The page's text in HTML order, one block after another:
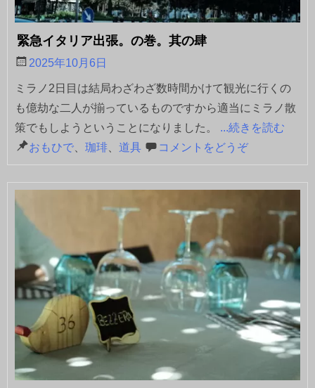
緊急イタリア出張。の巻。其の肆
2025年10月6日
ミラノ2日目は結局わざわざ数時間かけて観光に行くの
も億劫な二人が揃っているものですから適当にミラノ散
策でもしようということになりました。 ...続きを読む
おもひで
珈琲 道具 コメントをどうぞ